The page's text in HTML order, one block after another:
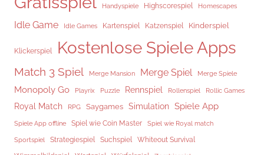
Handyspiele Highscorespiel Homescapes
Idle Game Idle Games Kartenspiel Katzenspiel Kinderspiel
Klickerspiel Kostenlose Spiele Apps
Match 3 Spiel Merge Mansion Merge Spiel Merge Spiele
Monopoly Go Playrix Puzzle Rennspiel Rollenspiel Rollic Games
Royal Match RPG Saygames Simulation Spiele App
Spiele App offline Spiel wie Coin Master Spiel wie Royal match
Sportspiel Strategiespiel Suchspiel
Whiteout Survival